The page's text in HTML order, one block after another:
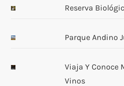
Reserva
Parque Andino
Viaja Y Conoce
Vinos